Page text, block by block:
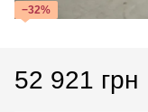
−32%
52 921 грн